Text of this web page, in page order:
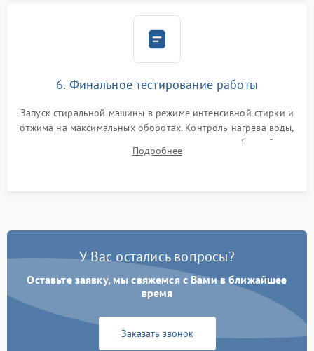
6. Финальное тестирование работы
Запуск стиральной машины в режиме интенсивной стирки и
отжима на максимальных оборотах. Контроль нагрева воды,
корректности слива, отсутствия излишних вибраций,
посторонних стуков и протечек под корпусом.
Подробнее
У Вас остались вопросы?
Оставьте заявку, мы свяжемся с Вами в ближайшее
время
Заказать звонок